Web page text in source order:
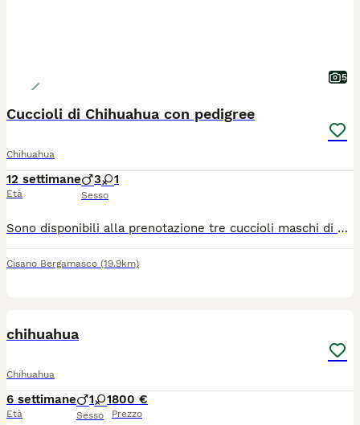
5
Cuccioli di Chihuahua con pedigree
Chihuahua
12 settimane
Età
3 1
Sesso
Sono disponibili alla prenotazione tre cuccioli maschi di Chihuahua nati il 15 maggio 2026. Verranno affidati alla famiglia dai 75 giorni in poi. Tutti avranno pedigree ENCI, iscrizione Anagrafe Canina, certificato veterinario di buona salute, microchip, vaccinazioni, sverminazioni, libretto sanitario e kit cucciolo "benvenuto a casa". I genitori sono testati per cuore, occhi e rotule, inoltre hanno entrambi test DNA esente per atrofia progressiva della retina, malattia ereditaria. Di tutti i certificati si rilascia copia. I cuccioli stanno crescendo in casa, a stretto contatto con la nostra famiglia e con le altre compagne della stessa razza ma anche diversa. Il nostro obiettivo è poter affidare a famiglie attente e amorevoli, cuccioli sani, equilibrati, ben socializzati e coccoloni. Svolgiamo pratica per il passaggio di proprietà, seguiamo l'inserimento in famiglia e diamo la nostra disponibilità anche in futuro. Per maggiori informazioni telefonare al 340/0574526.
Cisano Bergamasco (19.9km)
chihuahua
Chihuahua
6 settimane
Età
1 1
Sesso
800 €
Prezzo